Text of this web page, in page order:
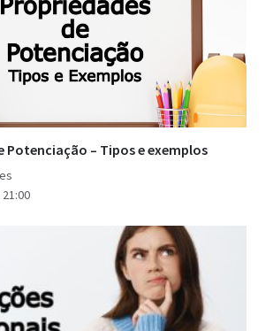
Potenciação – Tipos e exemplos